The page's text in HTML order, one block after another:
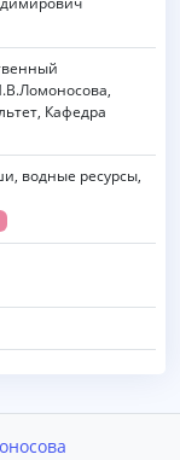
Кафедра
водные ресурсы,